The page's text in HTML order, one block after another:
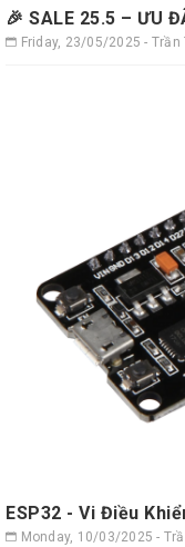
🎉 SALE 25.5 – ƯU
Friday, 23/05/2025 - Trần
ESP32 - Vi Điều
Monday, 10/03/2025 -